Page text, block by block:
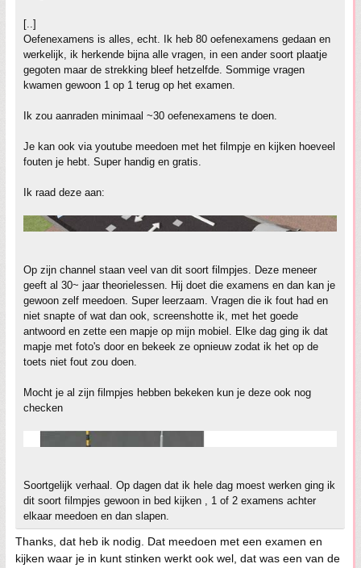
[..]
Oefenexamens is alles, echt. Ik heb 80 oefenexamens gedaan en
werkelijk, ik herkende bijna alle vragen, in een ander soort plaatje
gegoten maar de strekking bleef hetzelfde. Sommige vragen
kwamen gewoon 1 op 1 terug op het examen.
Ik zou aanraden minimaal ~30 oefenexamens te doen.
Je kan ook via youtube meedoen met het filmpje en kijken hoeveel
fouten je hebt. Super handig en gratis.
Ik raad deze aan:
Op zijn channel staan veel van dit soort filmpjes. Deze meneer
geeft al 30~ jaar theorielessen. Hij doet die examens en dan kan je
gewoon zelf meedoen. Super leerzaam. Vragen die ik fout had en
niet snapte of wat dan ook, screenshotte ik, met het goede
antwoord en zette een mapje op mijn mobiel. Elke dag ging ik dat
mapje met foto's door en bekeek ze opnieuw zodat ik het op de
toets niet fout zou doen.
Mocht je al zijn filmpjes hebben bekeken kun je deze ook nog
checken
Soortgelijk verhaal. Op dagen dat ik hele dag moest werken ging ik
dit soort filmpjes gewoon in bed kijken , 1 of 2 examens achter
elkaar meedoen en dan slapen.
Thanks, dat heb ik nodig. Dat meedoen met een examen en
kijken waar je in kunt stinken werkt ook wel, dat was een van de